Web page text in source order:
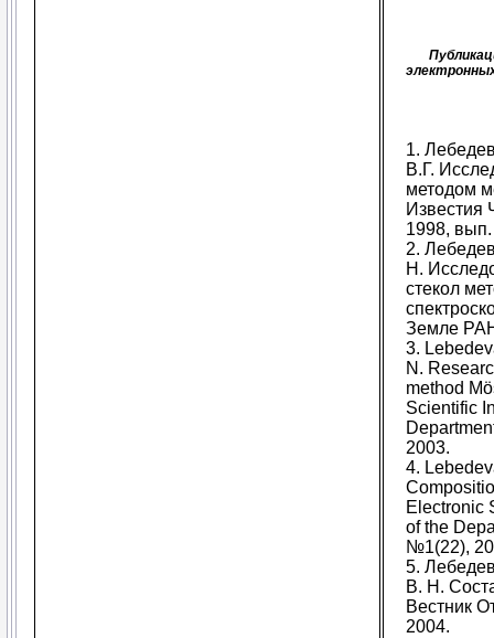
1.
В.Г.
методом
Известия
1998,
2.
Н.
стекол
Земле
3.
N.
method
Scientific
2003.
4.
Electronic
of the
№1(22),
5.
В. Н.
Вестник
2004.